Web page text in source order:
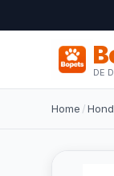
DE
Home /